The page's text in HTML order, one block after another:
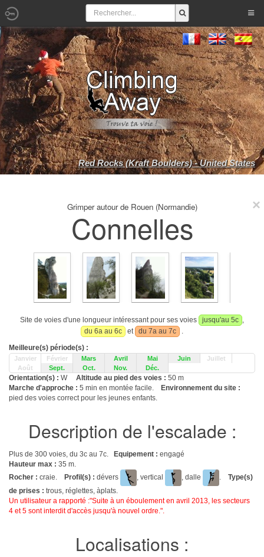
Red Rocks (Kraft Boulders) - United States
Grimper autour de Rouen (Normandie)
Connelles
Site de voies d'une longueur intéressant pour ses voies jusqu'au 5c ,
du 6a au 6c
et du 7a au 7c
.
Meilleure(s) période(s) :
Janvier Février Mars Avril Mai Juin
Juillet
Août
Sept. Oct. Nov. Déc.
Orientation(s) : W Altitude au pied des voies : 50 m
Marche d'approche : 5 min en montée facile.
Environnement du site :
pied des voies correct pour les jeunes enfants.
Description de l'escalade :
Plus de 300 voies, du 3c au 7c. Equipement : engagé
Hauteur max : 35 m.
Rocher : craie. Profil(s) : dévers , vertical , dalle . Type(s)
de prises : trous, réglettes, àplats.
Un utilisateur a rapporté :"Suite à un éboulement en avril 2013, les secteurs
4 et 5 sont interdit d'accès jusqu'à nouvel ordre.".
Localisations :